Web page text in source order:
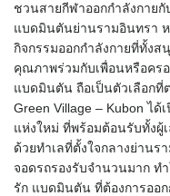
ชวนสายกีฬาออกกำลังกายกั
แบดมินตันย่านรามอินทรา ห
กิจกรรมออกกำลังกายที่ทั้งส
คุณภาพร่วมกับเพื่อนหรือคร
แบดมินตัน ถือเป็นตัวเลือกที่
Green Village – Kubon ไ
แห่งใหม่ ที่พร้อมต้อนรับทั้งผู้
ด้วยทำเลที่ตั้งใจกลางย่าน
จอดรถรองรับจำนวนมาก
รัก แบดมินตัน ที่ต้องการออ